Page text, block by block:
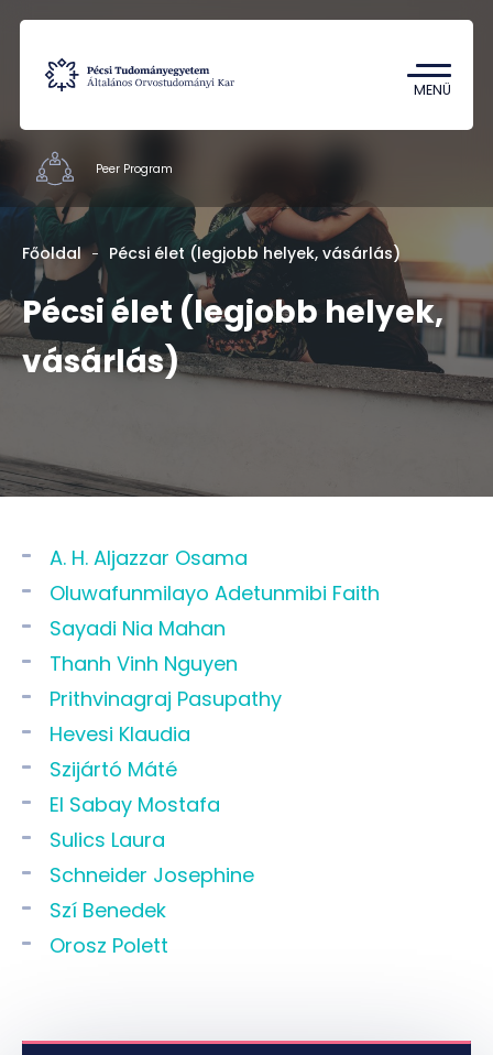
MENÜ
Tantárgykereső
Campus térkép
Hallgatói szervezetek
Munkatársak
Rólunk
Kapcsolat
DE
Peer Program
Főoldal Pécsi élet (legjobb helyek, vásárlás)
Pécsi élet (legjobb helyek,
vásárlás)
A. H. Aljazzar Osama
Oluwafunmilayo Adetunmibi Faith
Sayadi Nia Mahan
Thanh Vinh Nguyen
Prithvinagraj Pasupathy
Hevesi Klaudia
Szijártó Máté
El Sabay Mostafa
Sulics Laura
Schneider Josephine
Szí Benedek
Orosz Polett